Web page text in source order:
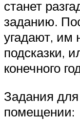
станет
заданию.
угадают, им
подсказки,
конечного
Задания
помещении: